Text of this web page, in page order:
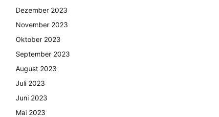
Dezember 2023
November 2023
Oktober 2023
September 2023
August 2023
Juli 2023
Juni 2023
Mai 2023